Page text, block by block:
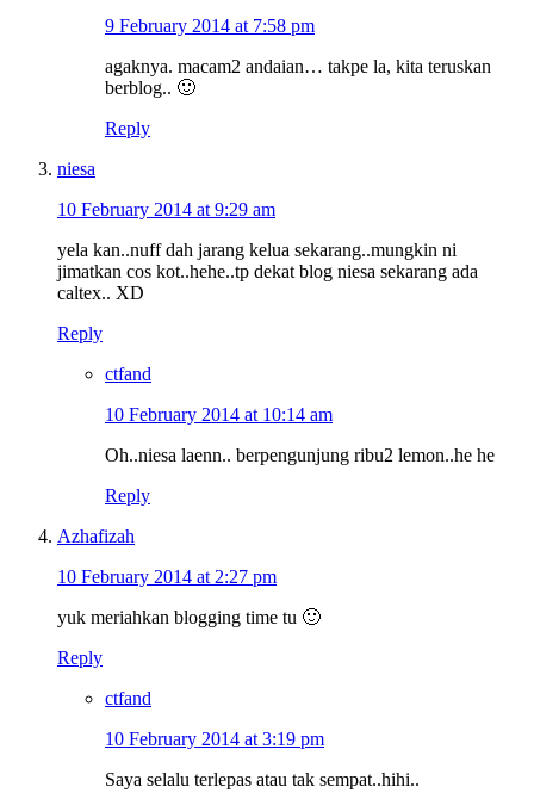
9 February 2014 at 7:58 pm
agaknya. macam2 andaian… takpe la, kita teruskan
berblog.. 🙂
Reply
niesa
10 February 2014 at 9:29 am
yela kan..nuff dah jarang kelua sekarang..mungkin ni
jimatkan cos kot..hehe..tp dekat blog niesa sekarang ada
caltex.. XD
Reply
ctfand
10 February 2014 at 10:14 am
Oh..niesa laenn.. berpengunjung ribu2 lemon..he he
Reply
Azhafizah
10 February 2014 at 2:27 pm
yuk meriahkan blogging time tu 🙂
Reply
ctfand
10 February 2014 at 3:19 pm
Saya selalu terlepas atau tak sempat..hihi..